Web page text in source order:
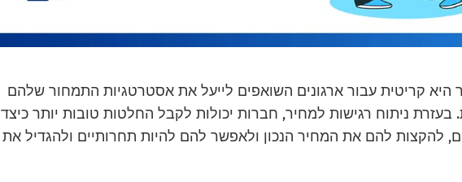
היא קריטית עבור ארגונים השואפים לייעל את אסטרטגיות התמחור שלהם
בעזרת ניתוח רגישות למחיר, חברות יכולות לקבל החלטות טובות יותר כיצד
להקצות להם את המחיר הנכון ולאפשר להם להיות תחרותיים ולהגדיל את